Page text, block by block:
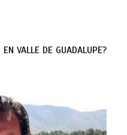
VALLE DE GUADALUPE?